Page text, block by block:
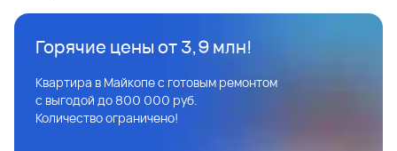
Горячие цены от 3,9 млн!
Квартира в Майкопе с готовым ремонтом
с выгодой до 800 000 руб.
Количество ограничено!